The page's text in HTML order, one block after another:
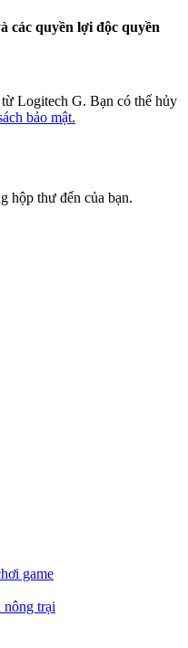
các quyền lợi độc quyền
Logitech G. Bạn có thể hủy
bảo mật.
hộp thư đến của bạn.
game
nông trại